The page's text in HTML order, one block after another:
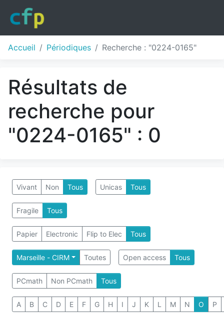
Accueil Périodiques Recherche : "0224-0165"
Résultats de
recherche pour
"0224-0165" : 0
Vivant Non Tous Unicas Tous
Fragile Tous
Papier Electronic Flip to Elec Tous
Marseille - CIRM Toutes Open access Tous
PCmath Non PCmath Tous
A B C D E F G H I J K L M N O P